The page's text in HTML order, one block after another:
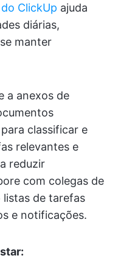
ClickUp ajuda
diárias,
manter
a anexos de
classificar e
relevantes e
reduzir
com colegas de
listas de tarefas
e notificações.